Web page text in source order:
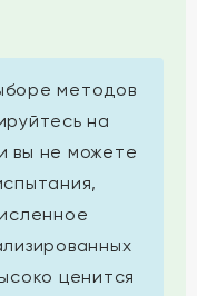
методов
на
вы не можете
ценится